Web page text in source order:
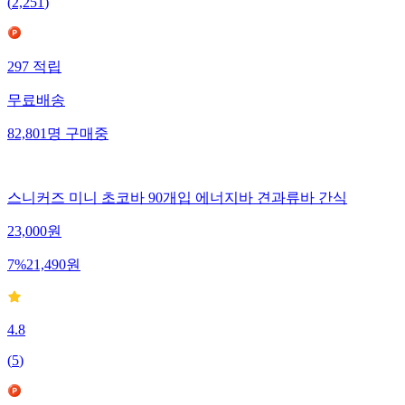
297 적립
무료배송
82,801 명 구매중
스니커즈 미니 초코바 90개입 에너지바 견과류바 간식
23,000원
7%21,490원
4.8
(5)